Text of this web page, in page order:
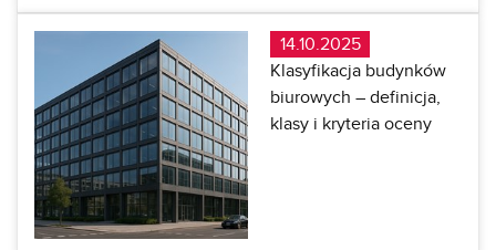
14.10.2025
Klasyfikacja budynków
biurowych – definicja,
klasy i kryteria oceny